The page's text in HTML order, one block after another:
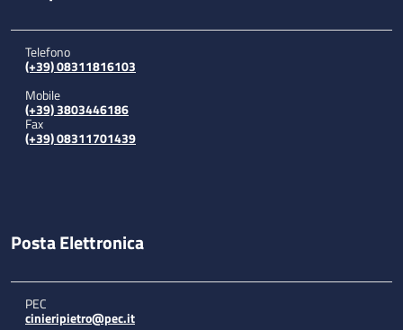
Telefono
(+39) 08311816103
Mobile
(+39) 3803446186
Fax
(+39) 08311701439
Posta Elettronica
PEC
cinieripietro@pec.it